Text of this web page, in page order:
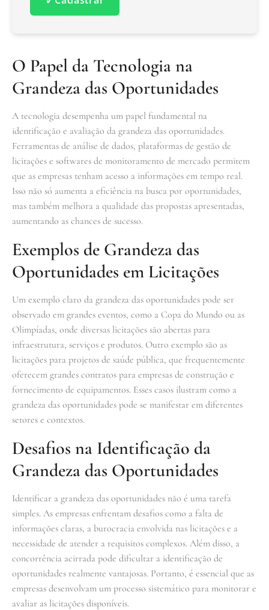
O Papel da Tecnologia na
Grandeza das Oportunidades
A tecnologia desempenha um papel fundamental na
identificação e avaliação da grandeza das oportunidades.
Ferramentas de análise de dados, plataformas de gestão de
licitações e softwares de monitoramento de mercado permitem
que as empresas tenham acesso a informações em tempo real.
Isso não só aumenta a eficiência na busca por oportunidades,
mas também melhora a qualidade das propostas apresentadas,
aumentando as chances de sucesso.
Exemplos de Grandeza das
Oportunidades em Licitações
Um exemplo claro da grandeza das oportunidades pode ser
observado em grandes eventos, como a Copa do Mundo ou as
Olimpíadas, onde diversas licitações são abertas para
infraestrutura, serviços e produtos. Outro exemplo são as
licitações para projetos de saúde pública, que frequentemente
oferecem grandes contratos para empresas de construção e
fornecimento de equipamentos. Esses casos ilustram como a
grandeza das oportunidades pode se manifestar em diferentes
setores e contextos.
Desafios na Identificação da
Grandeza das Oportunidades
Identificar a grandeza das oportunidades não é uma tarefa
simples. As empresas enfrentam desafios como a falta de
informações claras, a burocracia envolvida nas licitações e a
necessidade de atender a requisitos complexos. Além disso, a
concorrência acirrada pode dificultar a identificação de
oportunidades realmente vantajosas. Portanto, é essencial que as
empresas desenvolvam um processo sistemático para monitorar e
avaliar as licitações disponíveis.